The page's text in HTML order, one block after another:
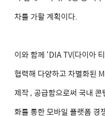
차를 가할 계획이다.
이와 함께 ‘DIA TV(다이아
협력해 다양하고 차별화된
제작,공급함으로써 국내
화를 통한 모바일 플랫폼 경